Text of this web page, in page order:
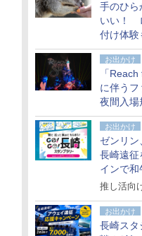
手のひら
いい！
付け体験
でアサー
イド付き
た
お出かけ
「
に伴う
夜間入場
ら18時
お出かけ
ゼンリ
長崎遠征
インで和
「GO！
推し活向
お出かけ
長崎スタ